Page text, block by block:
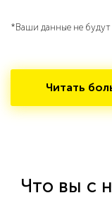
*Ваши данные не
Читать
Что вы с